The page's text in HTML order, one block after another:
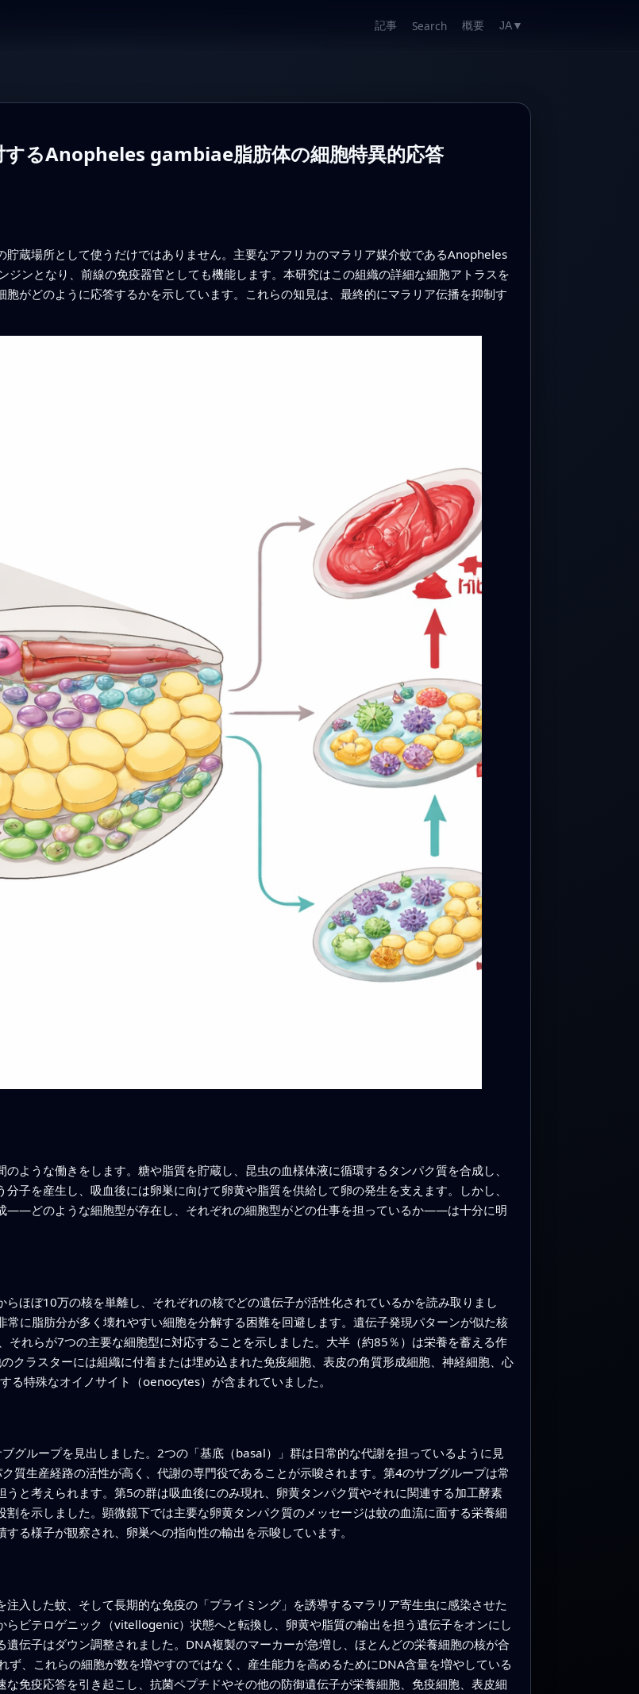
記事 Search 概要 JA ▼
するAnopheles gambiae脂肪体の細胞特異的応答
蔵場所として使うだけではありません。主要なアフリカのマラリア媒介蚊であるAnopheles
ンとなり、前線の免疫器官としても機能します。本研究はこの組織の詳細な細胞アトラスを
がどのように応答するかを示しています。これらの知見は、最終的にマラリア伝播を抑制す
ような働きをします。糖や脂質を貯蔵し、昆虫の血様体液に循環するタンパク質を合成し、
子を産生し、吸血後には卵巣に向けて卵黄や脂質を供給して卵の発生を支えます。しかし、
――どのような細胞型が存在し、それぞれの細胞型がどの仕事を担っているか――は十分に明
ほぼ10万の核を単離し、それぞれの核でどの遺伝子が活性化されているかを読み取りまし
に脂肪分が多く壊れやすい細胞を分解する困難を回避します。遺伝子発現パターンが似た核
それらが7つの主要な細胞型に対応することを示しました。大半（約85％）は栄養を蓄える作
クラスターには組織に付着または埋め込まれた免疫細胞、表皮の角質形成細胞、神経細胞、心
特殊なオイノサイト（oenocytes）が含まれていました。
グループを見出しました。2つの「基底（basal）」群は日常的な代謝を担っているように見
質生産経路の活性が高く、代謝の専門役であることが示唆されます。第4のサブグループは常
と考えられます。第5の群は吸血後にのみ現れ、卵黄タンパク質やそれに関連する加工酵素
を示しました。顕微鏡下では主要な卵黄タンパク質のメッセージは蚊の血流に面する栄養細
る様子が観察され、卵巣への指向性の輸出を示唆しています。
入した蚊、そして長期的な免疫の「プライミング」を誘導するマラリア寄生虫に感染させた
ビテロゲニック（vitellogenic）状態へと転換し、卵黄や脂質の輸出を担う遺伝子をオンにし
伝子はダウン調整されました。DNA複製のマーカーが急増し、ほとんどの栄養細胞の核が合
、これらの細胞が数を増やすのではなく、産生能力を高めるためにDNA含量を増やしている
免疫応答を引き起こし、抗菌ペプチドやその他の防御遺伝子が栄養細胞、免疫細胞、表皮細